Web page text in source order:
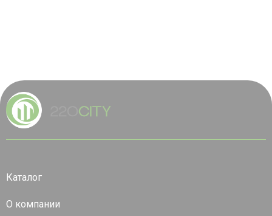
Каталог
О компании